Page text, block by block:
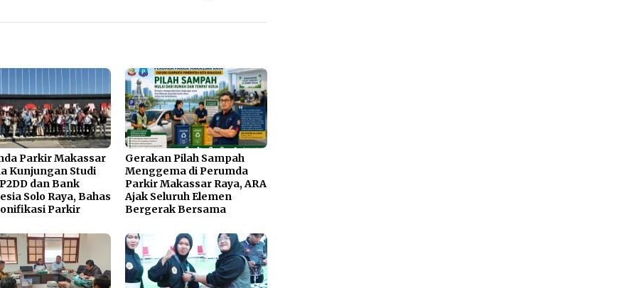
Parkir Makassar
Kunjungan Studi
dan Bank
Solo Raya, Bahas
Parkir
Gerakan Pilah Sampah
Menggema di Perumda
Parkir Makassar Raya, ARA
Ajak Seluruh Elemen
Bergerak Bersama